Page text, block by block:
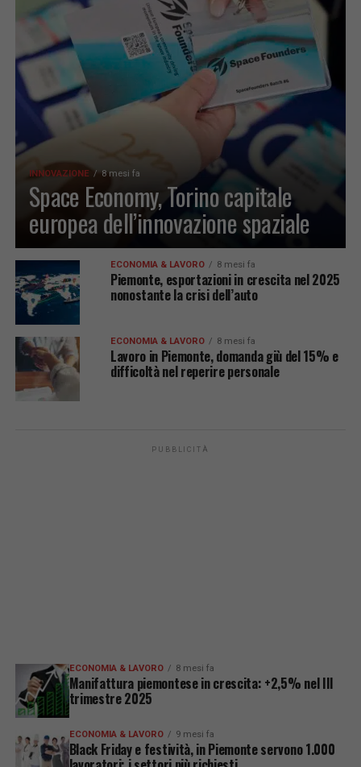
INNOVAZIONE 8 mesi fa
Space Economy, Torino capitale
europea dell’innovazione spaziale
ECONOMIA & LAVORO 8 mesi fa
Piemonte, esportazioni in crescita nel 2025
nonostante la crisi dell’auto
ECONOMIA & LAVORO 8 mesi fa
Lavoro in Piemonte, domanda giù del 15% e
difficoltà nel reperire personale
PUBBLICITÀ
ECONOMIA & LAVORO 8 mesi fa
Manifattura piemontese in crescita: +2,5% nel III
trimestre 2025
ECONOMIA & LAVORO 9 mesi fa
Black Friday e festività, in Piemonte servono 1.000